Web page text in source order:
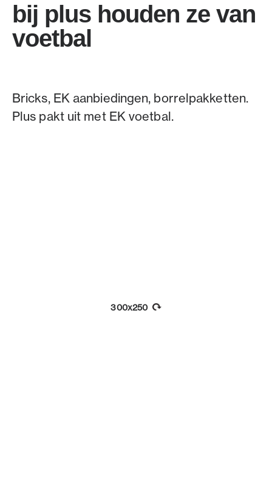
bij plus houden ze van
voetbal
Bricks, EK aanbiedingen, borrelpakketten.
Plus pakt uit met EK voetbal.
300x250